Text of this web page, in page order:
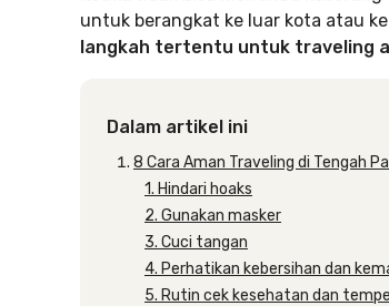
untuk berangkat ke luar kota atau
langkah tertentu untuk traveling
Dalam artikel ini
8 Cara Aman Traveling di Tengah
1. Hindari hoaks
2. Gunakan masker
3. Cuci tangan
4. Perhatikan kebersihan dan
5. Rutin cek kesehatan dan